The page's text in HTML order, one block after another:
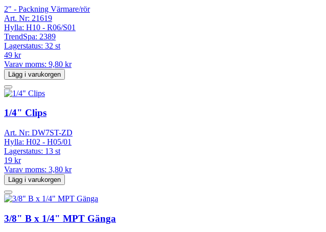
2" - Packning Värmare/rör
Art. Nr: 21619
Hylla: H10 - R06/S01
TrendSpa: 2389
Lagerstatus: 32 st
49 kr
Varav moms: 9,80 kr
Lägg i varukorgen
1/4" Clips
Art. Nr: DW7ST-ZD
Hylla: H02 - H05/01
Lagerstatus: 13 st
19 kr
Varav moms: 3,80 kr
Lägg i varukorgen
3/8" B x 1/4" MPT Gänga